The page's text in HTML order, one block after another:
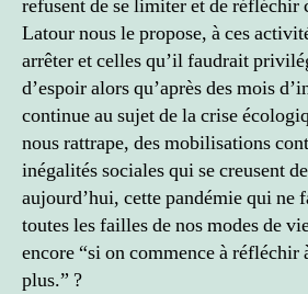
refusent de se limiter et de réfléchir
Latour nous le propose, à ces
arrêter et celles qu’il faudrait
d’espoir alors qu’après des mois
continue au sujet de la crise
nous rattrape, des mobilisations
inégalités sociales qui se creusent
aujourd’hui, cette pandémie qui ne
toutes les failles de nos modes de
encore “si on commence à réfléchir
plus.” ?